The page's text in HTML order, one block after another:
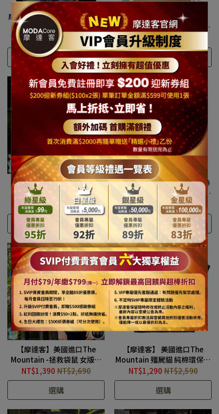
摩達客-日本空運OTACCIMAN
des PLIME原創設計品牌-紅
鶴-立體發泡印花短袖T恤-寬
版 #ODP190104010
NT$1,690 NT$3,190
選購
【摩達客】美國進口The
Mountain 黃拉不拉多犬臉 短
袖女版T恤精梳棉環保染
#YTM501178146009
NT$1,290NT$2,590
選購
【摩達客】美國進口The
Mountain -無家可歸無尾熊
女版V領短袖T恤
#TMP210507001B
NT$1,390 NT$2,690
【摩達客】美國Iron Fist鐵拳
Misfits骷髏黑系短袖襯衫
#10114084002
NT$2,880NT$4,890
【摩達客】美國進口The
Mountain -拯救袋鼠 女版圓
領短袖T恤
#TMP210506001B
NT$1,390 NT$2,690
選購
【摩達客】 美國進口The
Mountain 殭屍貓 純棉環保短
袖T恤(10415045013)
NT$1,290 NT$2,590
選購